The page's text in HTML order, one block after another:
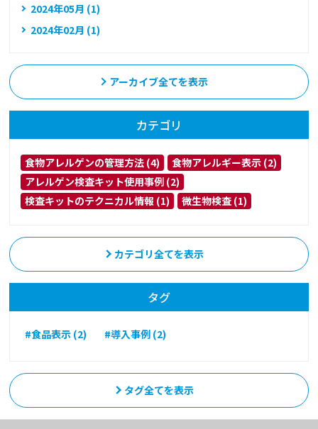
2024年05月 (1)
2024年02月 (1)
アーカイブ全てを表示
カテゴリ
食物アレルゲンの管理方法 (4)
食物アレルギー表示 (2)
アレルゲン検査キット使用事例 (2)
検査キットのテクニカル情報 (1)
微生物検査 (1)
カテゴリ全てを表示
タグ
#食品表示 (2) #導入事例 (2)
タグ全てを表示